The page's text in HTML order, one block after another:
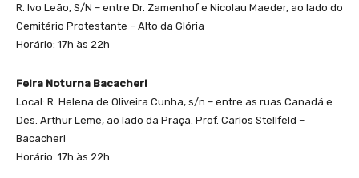
R. Ivo Leão, S/N – entre Dr. Zamenhof e Nicolau Maeder, ao lado do
Cemitério Protestante – Alto da Glória
Horário: 17h às 22h
Feira Noturna Bacacheri
Local: R. Helena de Oliveira Cunha, s/n – entre as ruas Canadá e
Des. Arthur Leme, ao lado da Praça. Prof. Carlos Stellfeld –
Bacacheri
Horário: 17h às 22h